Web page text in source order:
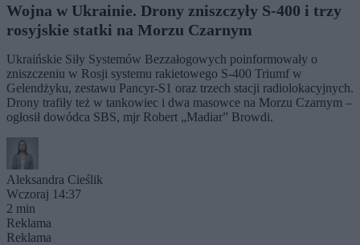
Wojna w Ukrainie. Drony zniszczyły S-400 i trzy
rosyjskie statki na Morzu Czarnym
Ukraińskie Siły Systemów Bezzałogowych poinformowały o
zniszczeniu w Rosji systemu rakietowego S-400 Triumf w
Gelendżyku, zestawu Pancyr-S1 oraz trzech stacji radiolokacyjnych.
Drony trafiły też w tankowiec i dwa masowce na Morzu Czarnym –
ogłosił dowódca SBS, mjr Robert „Madiar” Browdi.
Aleksandra Cieślik
Wczoraj 14:37
2 min
Reklama
Reklama